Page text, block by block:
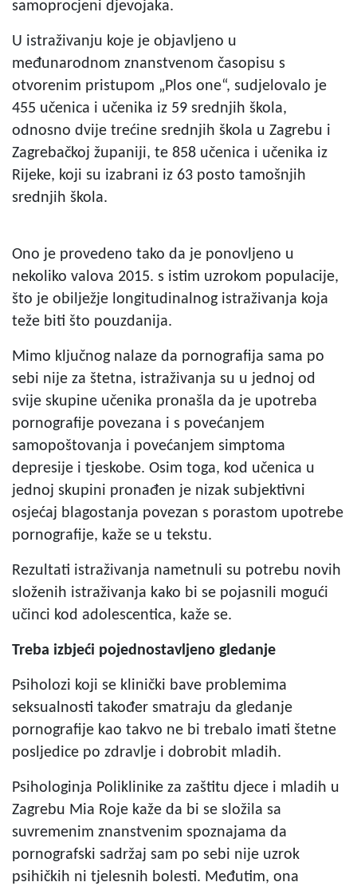
samoprocjeni djevojaka.
U istraživanju koje je objavljeno u
međunarodnom znanstvenom časopisu s
otvorenim pristupom „Plos one“, sudjelovalo je
455 učenica i učenika iz 59 srednjih škola,
odnosno dvije trećine srednjih škola u Zagrebu i
Zagrebačkoj županiji, te 858 učenica i učenika iz
Rijeke, koji su izabrani iz 63 posto tamošnjih
srednjih škola.
Ono je provedeno tako da je ponovljeno u
nekoliko valova 2015. s istim uzrokom populacije,
što je obilježje longitudinalnog istraživanja koja
teže biti što pouzdanija.
Mimo ključnog nalaze da pornografija sama po
sebi nije za štetna, istraživanja su u jednoj od
svije skupine učenika pronašla da je upotreba
pornografije povezana i s povećanjem
samopoštovanja i povećanjem simptoma
depresije i tjeskobe. Osim toga, kod učenica u
jednoj skupini pronađen je nizak subjektivni
osjećaj blagostanja povezan s porastom upotrebe
pornografije, kaže se u tekstu.
Rezultati istraživanja nametnuli su potrebu novih
složenih istraživanja kako bi se pojasnili mogući
učinci kod adolescentica, kaže se.
Treba izbjeći pojednostavljeno gledanje
Psiholozi koji se klinički bave problemima
seksualnosti također smatraju da gledanje
pornografije kao takvo ne bi trebalo imati štetne
posljedice po zdravlje i dobrobit mladih.
Psihologinja Poliklinike za zaštitu djece i mladih u
Zagrebu Mia Roje kaže da bi se složila sa
suvremenim znanstvenim spoznajama da
pornografski sadržaj sam po sebi nije uzrok
psihičkih ni tjelesnih bolesti. Međutim, ona